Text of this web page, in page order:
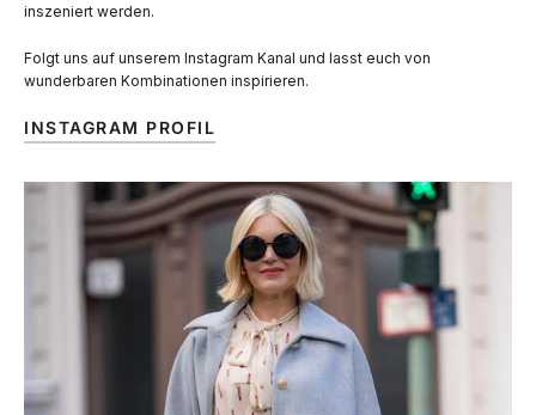
inszeniert werden.
Folgt uns auf unserem Instagram Kanal und lasst euch von
wunderbaren Kombinationen inspirieren.
INSTAGRAM PROFIL